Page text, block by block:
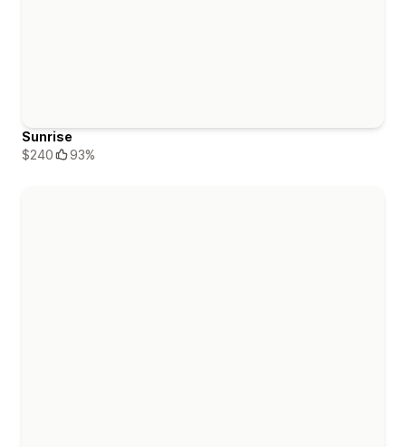
Sunrise
$240
93%